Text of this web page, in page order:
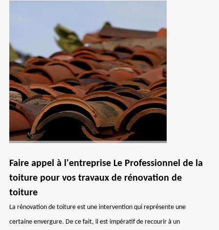
Faire appel à l'entreprise Le Professionnel de la
toiture pour vos travaux de rénovation de
toiture
La rénovation de toiture est une intervention qui représente une
certaine envergure. De ce fait, il est impératif de recourir à un